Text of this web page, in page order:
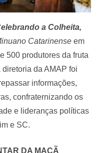
a Colheita,
Catarinense em
500 produtores da fruta
da AMAP foi
informações,
confraternizando os
e lideranças políticas
e SC.
DA MAÇÃ